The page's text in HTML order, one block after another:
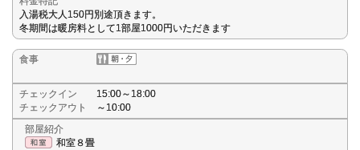
入湯税大人150円別途頂きます。
冬期間は暖房料として1部屋1000円いただきます
食事
チェックイン
15:00～18:00
チェックアウト
～10:00
部屋紹介
和室８畳